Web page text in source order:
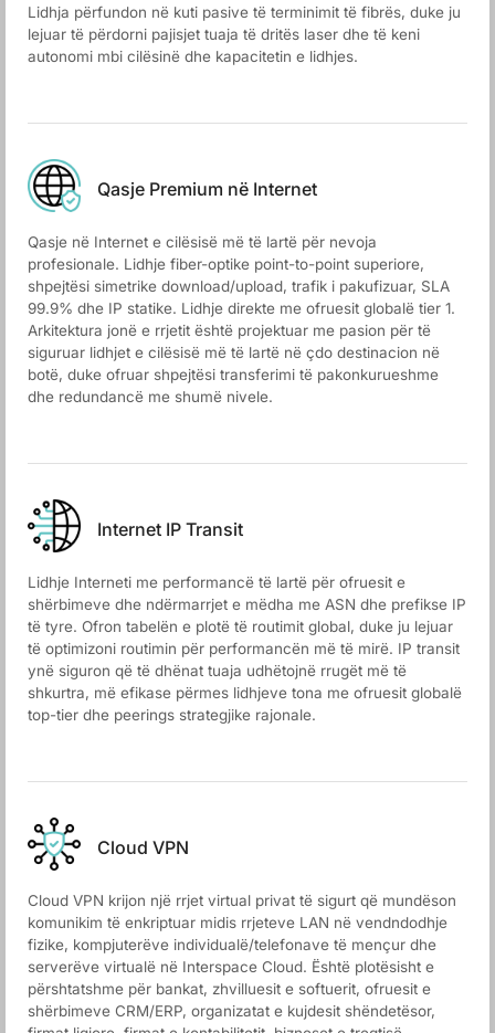
Lidhja përfundon në kuti pasive të terminimit të fibrës, duke ju
lejuar të përdorni pajisjet tuaja të dritës laser dhe të keni
autonomi mbi cilësinë dhe kapacitetin e lidhjes.
Qasje Premium në Internet
Qasje në Internet e cilësisë më të lartë për nevoja
profesionale. Lidhje fiber-optike point-to-point superiore,
shpejtësi simetrike download/upload, trafik i pakufizuar, SLA
99.9% dhe IP statike. Lidhje direkte me ofruesit globalë tier 1.
Arkitektura jonë e rrjetit është projektuar me pasion për të
siguruar lidhjet e cilësisë më të lartë në çdo destinacion në
botë, duke ofruar shpejtësi transferimi të pakonkurueshme
dhe redundancë me shumë nivele.
Internet IP Transit
Lidhje Interneti me performancë të lartë për ofruesit e
shërbimeve dhe ndërmarrjet e mëdha me ASN dhe prefikse IP
të tyre. Ofron tabelën e plotë të routimit global, duke ju lejuar
të optimizoni routimin për performancën më të mirë. IP transit
ynë siguron që të dhënat tuaja udhëtojnë rrugët më të
shkurtra, më efikase përmes lidhjeve tona me ofruesit globalë
top-tier dhe peerings strategjike rajonale.
Cloud VPN
Cloud VPN krijon një rrjet virtual privat të sigurt që mundëson
komunikim të enkriptuar midis rrjeteve LAN në vendndodhje
fizike, kompjuterëve individualë/telefonave të mençur dhe
serverëve virtualë në Interspace Cloud. Është plotësisht e
përshtatshme për bankat, zhvilluesit e softuerit, ofruesit e
shërbimeve CRM/ERP, organizatat e kujdesit shëndetësor,